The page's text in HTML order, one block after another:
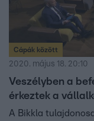
Cápák között
2020. május 18. 20:10
Veszélyben a
érkeztek a
A Bikkla